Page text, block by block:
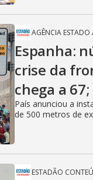
AGÊNCIA ESTADO
Espanha:
crise da
chega a
País anunciou a
de 500 metros de
ESTADÃO